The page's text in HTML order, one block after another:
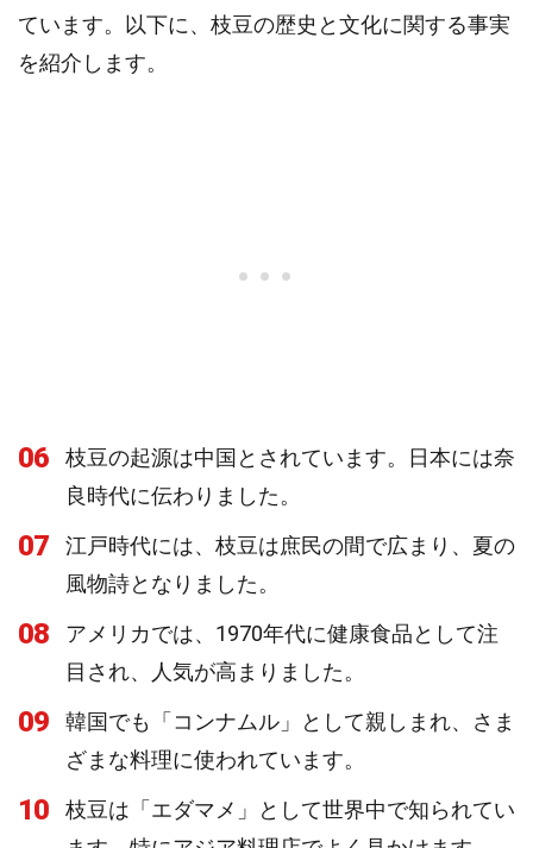
ています。以下に、枝豆の歴史と文化に関する事実
を紹介します。
06
枝豆の起源は中国とされています。日本には奈
良時代に伝わりました。
07
江戸時代には、枝豆は庶民の間で広まり、夏の
風物詩となりました。
08
アメリカでは、1970年代に健康食品として注
目され、人気が高まりました。
09
韓国でも「コンナムル」として親しまれ、さま
ざまな料理に使われています。
10
枝豆は「エダマメ」として世界中で知られてい